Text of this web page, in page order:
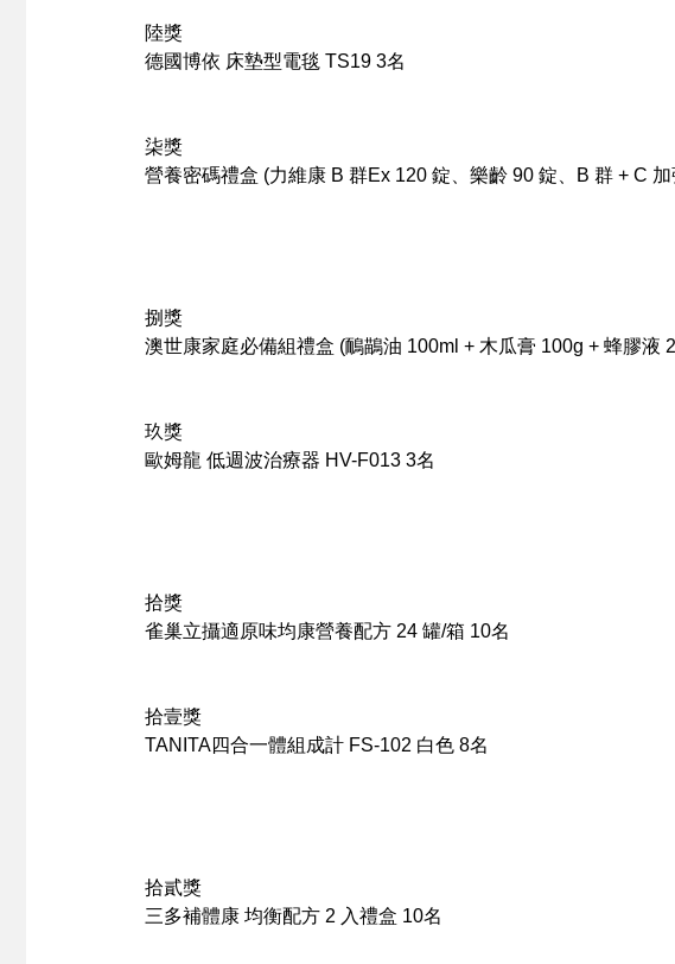
陸獎
德國博依 床墊型電毯 TS19 3名
柒獎
營養密碼禮盒 (力維康 B 群Ex 120 錠、樂齡 90 錠、B 群 + C
捌獎
澳世康家庭必備組禮盒 (鴯鶓油 100ml + 木瓜膏 100g + 蜂膠液
玖獎
歐姆龍 低週波治療器 HV-F013 3名
拾獎
雀巢立攝適原味均康營養配方 24 罐/箱 10名
拾壹獎
TANITA四合一體組成計 FS-102 白色 8名
拾貳獎
三多補體康 均衡配方 2 入禮盒 10名